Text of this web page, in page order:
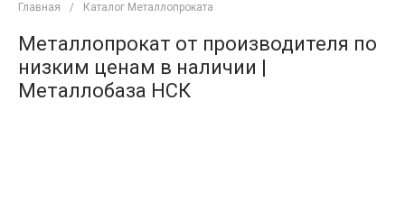
Главная / Каталог Металлопроката
Металлопрокат от производителя по
низким ценам в наличии |
Металлобаза НСК